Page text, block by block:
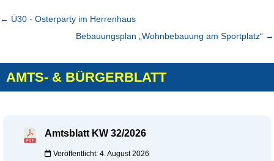
← Ü30 - Osterparty im Herrenhaus
Bebauungsplan „Wohnbebauung am Sportplatz“ →
AMTS- & BÜRGERBLATT
Amtsblatt KW 32/2026
Veröffentlicht: 4. August 2026